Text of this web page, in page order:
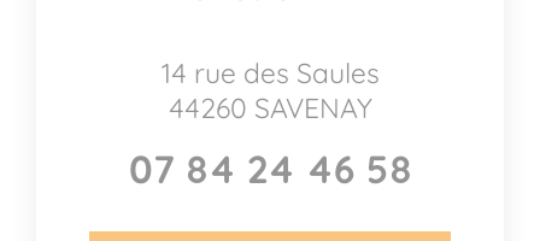
14 rue des Saules
44260 SAVENAY
07 84 24 46 58